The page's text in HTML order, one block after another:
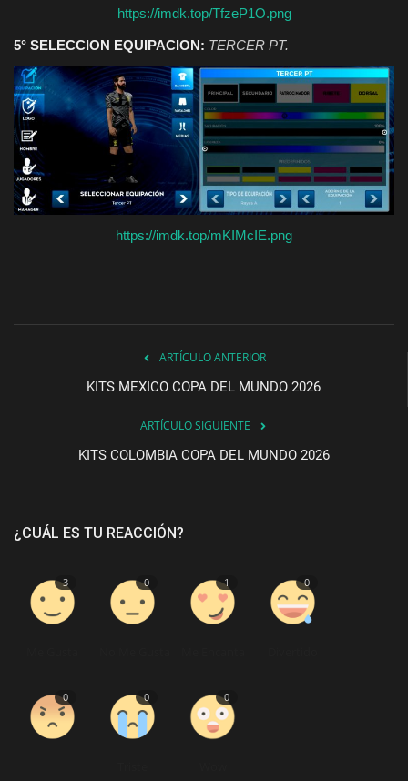
https://imdk.top/TfzeP1O.png
5° SELECCION EQUIPACION: TERCER PT.
https://imdk.top/mKIMcIE.png
ARTÍCULO ANTERIOR
KITS MEXICO COPA DEL MUNDO 2026
ARTÍCULO SIGUIENTE
KITS COLOMBIA COPA DEL MUNDO 2026
¿CUÁL ES TU REACCIÓN?
3 0 1 0
0 0 0